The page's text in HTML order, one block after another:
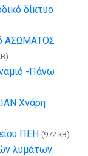
δίκτυο
ΑΣΩΜΑΤΟΣ
-Πάνω
Χνάρη
ΠΕΗ (972 kB)
λυμάτων